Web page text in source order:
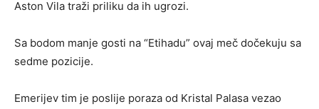
Aston Vila traži priliku da ih ugrozi.
Sa bodom manje gosti na “Etihadu” ovaj meč dočekuju sa
sedme pozicije.
Emerijev tim je poslije poraza od Kristal Palasa vezao